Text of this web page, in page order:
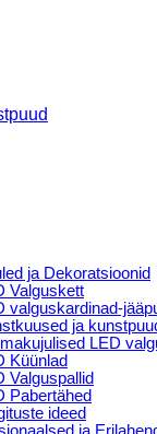
ja Dekoratsioonid
Valguskett
valguskardinad-
ja
LED
Küünlad
Valguspallid
Pabertähed
ideed